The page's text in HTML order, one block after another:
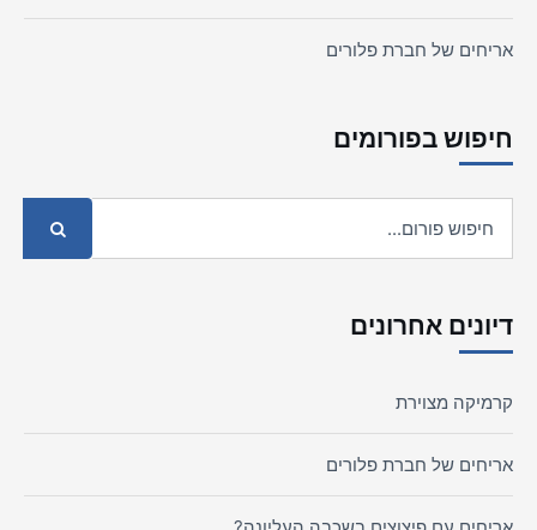
אריחים של חברת פלורים
חיפוש בפורומים
דיונים אחרונים
קרמיקה מצוירת
אריחים של חברת פלורים